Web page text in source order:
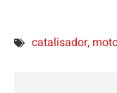
catalisador,